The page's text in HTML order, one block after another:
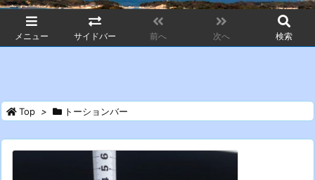
メニュー サイドバー 前へ 次へ 検索
Top > トーションバー